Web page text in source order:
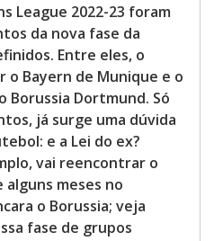
League 2022-23 foram
da nova fase da
Entre eles, o
o Bayern de Munique e o
Borussia Dortmund. Só
já surge uma dúvida
e a Lei do ex?
vai reencontrar o
alguns meses no
o Borussia; veja
fase de grupos